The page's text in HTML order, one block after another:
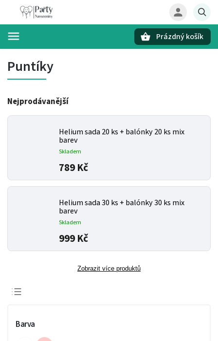
Prázdný košík
Puntíky
Nejprodávanější
Helium sada 20 ks + balónky 20 ks mix
barev
Skladem
789 Kč
Helium sada 30 ks + balónky 30 ks mix
barev
Skladem
999 Kč
Zobrazit více produktů
Nejlevnější
Nejdražší
Barva